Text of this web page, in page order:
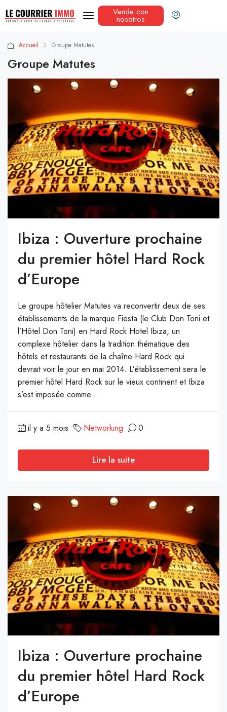
Vende con
nosotros
Accueil Groupe Matutes
Groupe Matutes
Ibiza : Ouverture prochaine
du premier hôtel Hard Rock
d’Europe
Le groupe hôtelier Matutes va reconvertir deux de ses
établissements de la marque Fiesta (le Club Don Toni et
l’Hôtel Don Toni) en Hard Rock Hotel Ibiza, un
complexe hôtelier dans la tradition thématique des
hôtels et restaurants de la chaîne Hard Rock qui
devrait voir le jour en mai 2014. L’établissement sera le
premier hôtel Hard Rock sur le vieux continent et Ibiza
s’est imposée comme...
il y a 5 mois Networking 0
Lire la suite
Ibiza : Ouverture prochaine
du premier hôtel Hard Rock
d’Europe